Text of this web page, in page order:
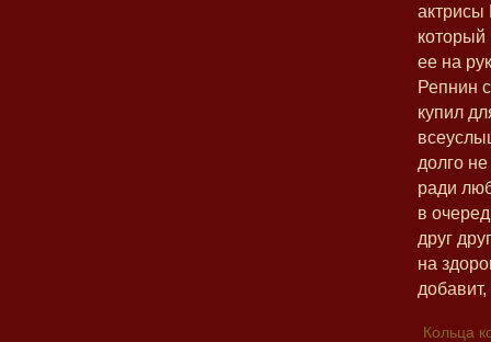
актрисы
ее на
Репнин
купил
долго
ради
в
друг
на
Кольца